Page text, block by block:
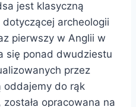
jest klasyczną
archeologii
pierwszy w Anglii w
się ponad dwudziestu
przez
oddajemy do rąk
opracowana na